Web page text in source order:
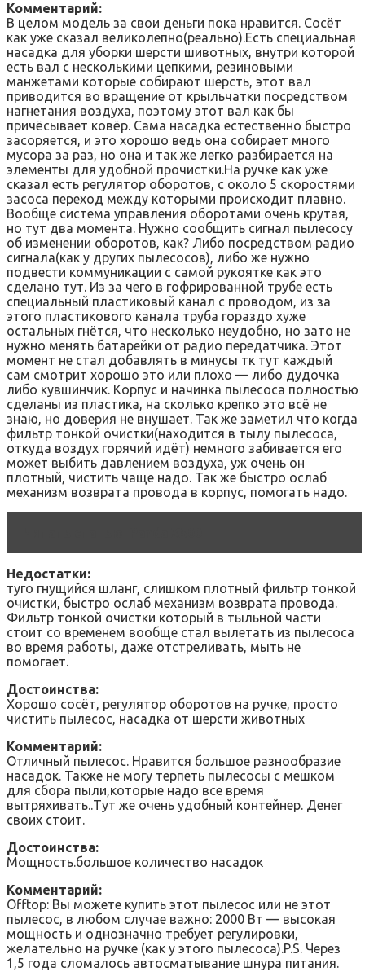
Комментарий:
В целом модель за свои деньги пока нравится. Сосёт
как уже сказал великолепно(реально).Есть специальная
насадка для уборки шерсти шивотных, внутри которой
есть вал с несколькими цепкими, резиновыми
манжетами которые собирают шерсть, этот вал
приводится во вращение от крыльчатки посредством
нагнетания воздуха, поэтому этот вал как бы
причёсывает ковёр. Сама насадка естественно быстро
засоряется, и это хорошо ведь она собирает много
мусора за раз, но она и так же легко разбирается на
элементы для удобной прочистки.На ручке как уже
сказал есть регулятор оборотов, с около 5 скоростями
засоса переход между которыми происходит плавно.
Вообще система управления оборотами очень крутая,
но тут два момента. Нужно сообщить сигнал пылесосу
об изменении оборотов, как? Либо посредством радио
сигнала(как у других пылесосов), либо же нужно
подвести коммуникации с самой рукоятке как это
сделано тут. Из за чего в гофрированной трубе есть
специальный пластиковый канал с проводом, из за
этого пластикового канала труба гораздо хуже
остальных гнётся, что несколько неудобно, но зато не
нужно менять батарейки от радио передатчика. Этот
момент не стал добавлять в минусы тк тут каждый
сам смотрит хорошо это или плохо — либо дудочка
либо кувшинчик. Корпус и начинка пылесоса полностью
сделаны из пластика, на сколько крепко это всё не
знаю, но доверия не внушает. Так же заметил что когда
фильтр тонкой очистки(находится в тылу пылесоса,
откуда воздух горячий идёт) немного забивается его
может выбить давлением воздуха, уж очень он
плотный, чистить чаще надо. Так же быстро ослаб
механизм возврата провода в корпус, помогать надо.
Недостатки:
туго гнущийся шланг, слишком плотный фильтр тонкой
очистки, быстро ослаб механизм возврата провода.
Фильтр тонкой очистки который в тыльной части
стоит со временем вообще стал вылетать из пылесоса
во время работы, даже отстреливать, мыть не
помогает.
Достоинства:
Хорошо сосёт, регулятор оборотов на ручке, просто
чистить пылесос, насадка от шерсти животных
Комментарий:
Отличный пылесос. Нравится большое разнообразие
насадок. Также не могу терпеть пылесосы с мешком
для сбора пыли,которые надо все время
вытряхивать..Тут же очень удобный контейнер. Денег
своих стоит.
Достоинства:
Мощность.большое количество насадок
Комментарий:
Offtop: Вы можете купить этот пылесос или не этот
пылесос, в любом случае важно: 2000 Вт — высокая
мощность и однозначно требует регулировки,
желательно на ручке (как у этого пылесоса).P.S. Через
1,5 года сломалось автосматывание шнура питания.